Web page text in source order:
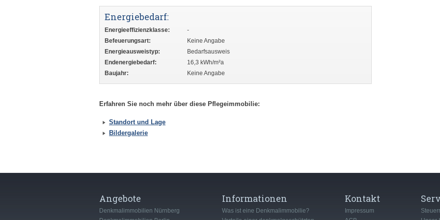
Energiebedarf:
Energieeffizienzklasse:
-
Befeuerungsart:
Keine Angabe
Energieausweistyp:
Bedarfsausweis
Endenergiebedarf:
16,3 kWh/m²a
Baujahr:
Keine Angabe
Erfahren Sie noch mehr über diese Pflegeimmobilie:
Standort und Lage
Bildergalerie
Angebote
Denkmalimmobilien Nürnberg
Informationen
Was ist eine Denkmalimmobilie?
Kontakt
Impressum